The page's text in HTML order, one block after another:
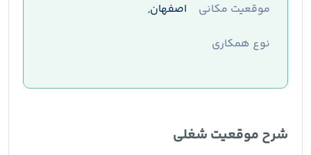
موقعیت مکانی
اصفهان,
نوع همکاری
شرح موقعیت شغلی